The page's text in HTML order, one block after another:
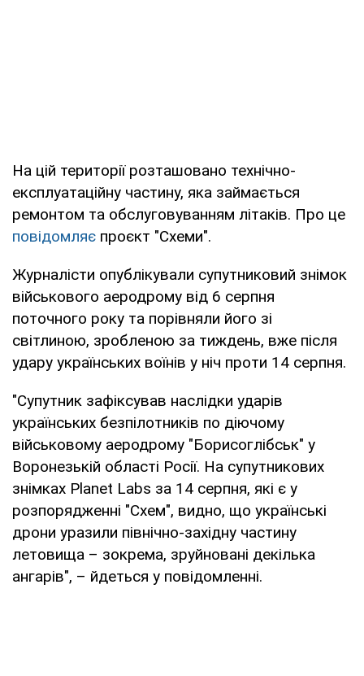
На цій території розташовано технічно-
експлуатаційну частину, яка займається
ремонтом та обслуговуванням літаків. Про це
повідомляє проєкт "Схеми".
Журналісти опублікували супутниковий знімок
військового аеродрому від 6 серпня
поточного року та порівняли його зі
світлиною, зробленою за тиждень, вже після
удару українських воїнів у ніч проти 14 серпня.
"Супутник зафіксував наслідки ударів
українських безпілотників по діючому
військовому аеродрому "Борисоглібськ" у
Воронезькій області Росії. На супутникових
знімках Planet Labs за 14 серпня, які є у
розпорядженні "Схем", видно, що українські
дрони уразили північно-західну частину
летовища – зокрема, зруйновані декілька
ангарів", – йдеться у повідомленні.